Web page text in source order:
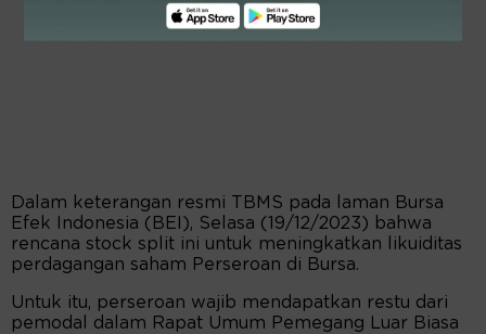
Dalam keterangan resmi TBMS pada laman Bursa
Efek Indonesia (BEI), Selasa (19/12/2023) bahwa
rencana stock split ini untuk meningkatkan likuiditas
perdagangan saham Perseroan di Bursa.
Untuk itu, perseroan wajib mendapatkan restu dari
pemodal dalam Rapat Umum Pemegang Luar Biasa